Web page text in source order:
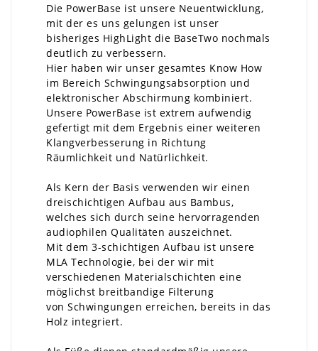
Die PowerBase ist unsere Neuentwicklung,
mit der es uns gelungen ist unser
bisheriges HighLight die BaseTwo nochmals
deutlich zu verbessern.
Hier haben wir unser gesamtes Know How
im Bereich Schwingungsabsorption und
elektronischer Abschirmung kombiniert.
Unsere PowerBase ist extrem aufwendig
gefertigt mit dem Ergebnis einer weiteren
Klangverbesserung in Richtung
Räumlichkeit und Natürlichkeit.
Als Kern der Basis verwenden wir einen
dreischichtigen Aufbau aus Bambus,
welches sich durch seine hervorragenden
audiophilen Qualitäten auszeichnet.
Mit dem 3-schichtigen Aufbau ist unsere
MLA Technologie, bei der wir mit
verschiedenen Materialschichten eine
möglichst breitbandige Filterung
von Schwingungen erreichen, bereits in das
Holz integriert.